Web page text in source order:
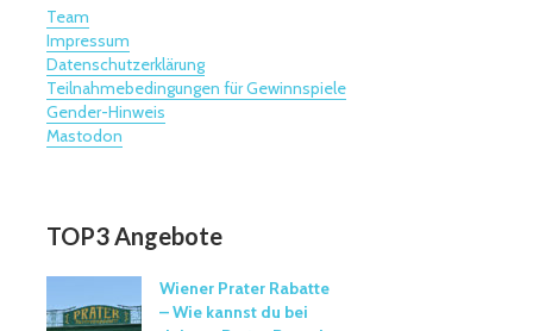
Team
Impressum
Datenschutzerklärung
Teilnahmebedingungen für Gewinnspiele
Gender-Hinweis
Mastodon
TOP3 Angebote
Wiener Prater Rabatte
– Wie kannst du bei